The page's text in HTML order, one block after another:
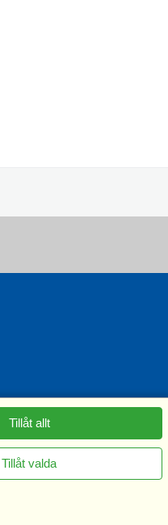
Tillåt allt
Tillåt valda